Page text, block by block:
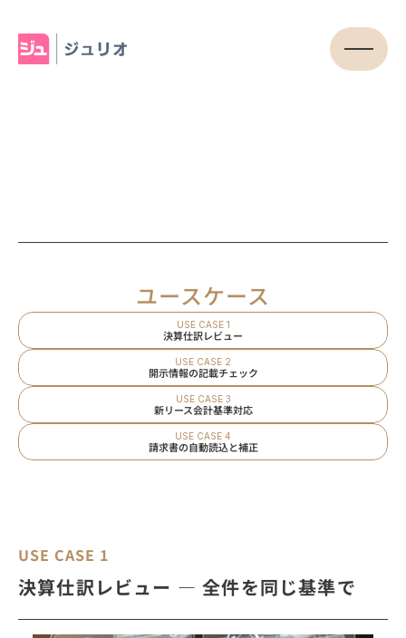
ユースケース
USE CASE 1
決算仕訳レビュー
USE CASE 2
開示情報の記載チェック
USE CASE 3
新リース会計基準対応
USE CASE 4
請求書の自動読込と補正
USE CASE 1
決算仕訳レビュー ― 全件を同じ基準で